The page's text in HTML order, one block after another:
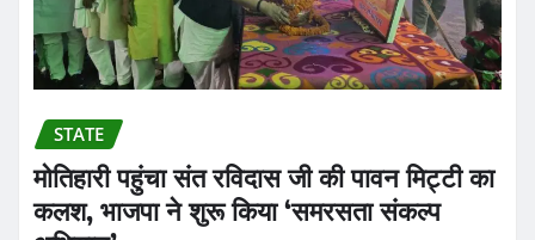
STATE
मोतिहारी पहुंचा संत रविदास जी की पावन मिट्टी का
कलश, भाजपा ने शुरू किया ‘समरसता संकल्प